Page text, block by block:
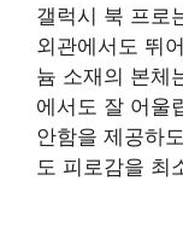
갤럭시 북 프로
외관에서도 뛰
늄 소재의 본체
에서도 잘 어울
안함을 제공하
도 피로감을 최